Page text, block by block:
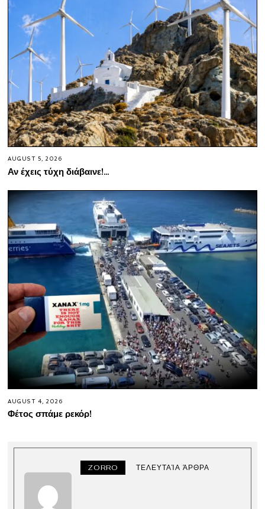
AUGUST 5, 2026
Αν έχεις τύχη διάβαινε!…
AUGUST 4, 2026
Φέτος σπάμε ρεκόρ!
ZORRO ΤΕΛΕΥΤΑΊΑ ΆΡΘΡΑ